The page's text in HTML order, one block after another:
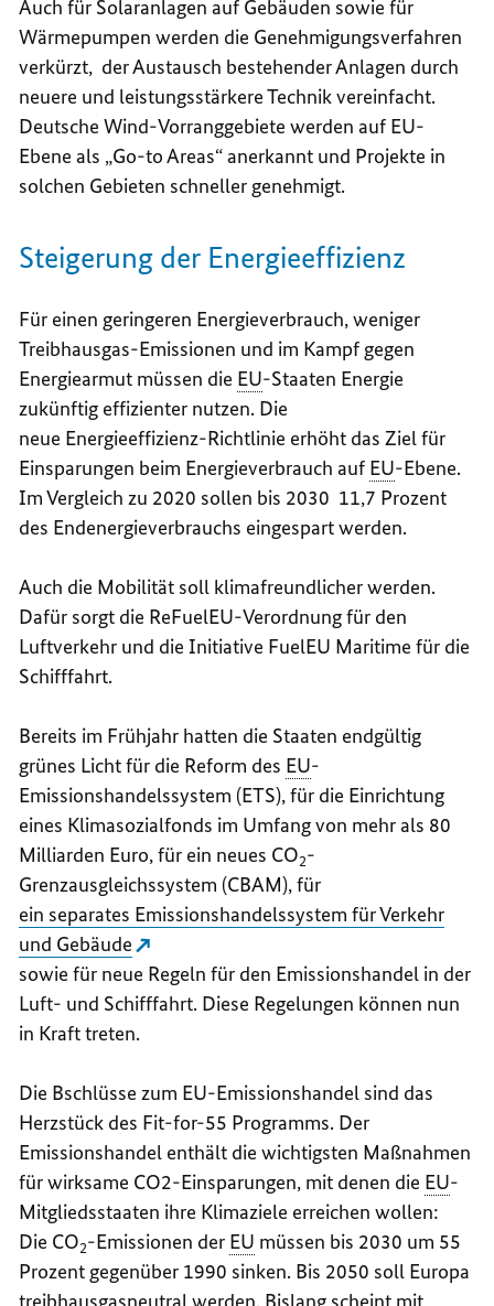
Auch für Solaranlagen auf Gebäuden sowie für
Wärmepumpen werden die Genehmigungsverfahren
verkürzt, der Austausch bestehender Anlagen durch
neuere und leistungsstärkere Technik vereinfacht.
Deutsche Wind-Vorranggebiete werden auf EU-
Ebene als „Go-to Areas“ anerkannt und Projekte in
solchen Gebieten schneller genehmigt.
Steigerung der Energieeffizienz
Für einen geringeren Energieverbrauch, weniger
Treibhausgas-Emissionen und im Kampf gegen
Energiearmut müssen die EU-Staaten Energie
zukünftig effizienter nutzen. Die
neue Energieeffizienz-Richtlinie erhöht das Ziel für
Einsparungen beim Energieverbrauch auf EU-Ebene.
Im Vergleich zu 2020 sollen bis 2030 11,7 Prozent
des Endenergieverbrauchs eingespart werden.
Auch die Mobilität soll klimafreundlicher werden.
Dafür sorgt die ReFuelEU-Verordnung für den
Luftverkehr und die Initiative FuelEU Maritime für die
Schifffahrt.
Bereits im Frühjahr hatten die Staaten endgültig
grünes Licht für die Reform des EU-
Emissionshandelssystem (ETS), für die Einrichtung
eines Klimasozialfonds im Umfang von mehr als 80
Milliarden Euro, für ein neues CO2-
Grenzausgleichssystem (CBAM), für
ein separates Emissionshandelssystem für Verkehr
und Gebäude
sowie für neue Regeln für den Emissionshandel in der
Luft- und Schifffahrt. Diese Regelungen können nun
in Kraft treten.
Die Bschlüsse zum EU-Emissionshandel sind das
Herzstück des Fit-for-55 Programms. Der
Emissionshandel enthält die wichtigsten Maßnahmen
für wirksame CO2-Einsparungen, mit denen die EU-
Mitgliedsstaaten ihre Klimaziele erreichen wollen:
Die CO2-Emissionen der EU müssen bis 2030 um 55
Prozent gegenüber 1990 sinken. Bis 2050 soll Europa